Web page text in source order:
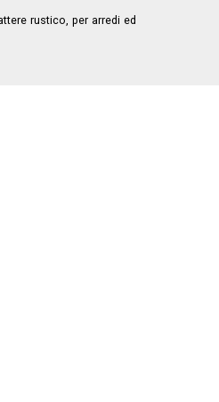
rustico, per arredi ed